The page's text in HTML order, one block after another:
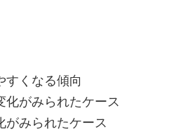
すくなる傾向
化がみられたケース
がみられたケース